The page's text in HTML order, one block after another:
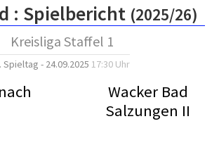
: Spielbericht (2025/26)
Kreisliga Staffel 1
Spieltag - 24.09.2025 17:30 Uhr
Wacker Bad
Salzungen II